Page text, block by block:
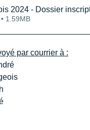
2024 - Dossier
1.59MB
par courrier à :